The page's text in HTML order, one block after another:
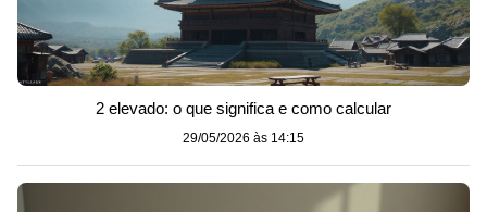
2 elevado: o que significa e como calcular
29/05/2026 às 14:15